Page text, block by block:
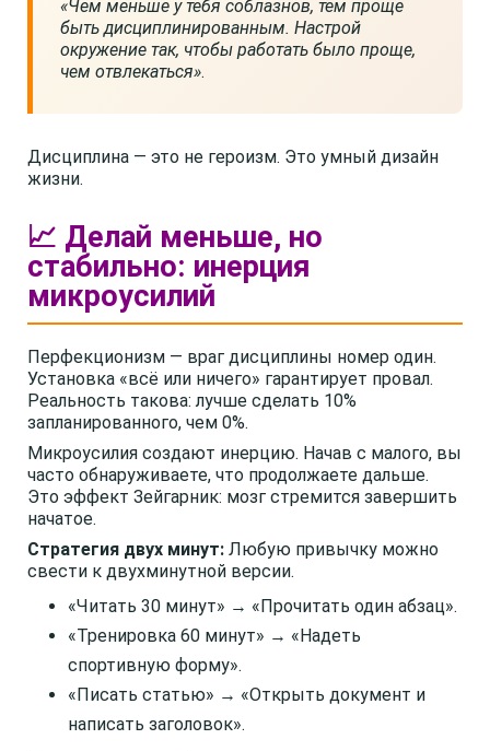
«Чем меньше у тебя соблазнов, тем проще
быть дисциплинированным. Настрой
окружение так, чтобы работать было проще,
чем отвлекаться».
Дисциплина — это не героизм. Это умный дизайн
жизни.
📈 Делай меньше, но
стабильно: инерция
микроусилий
Перфекционизм — враг дисциплины номер один.
Установка «всё или ничего» гарантирует провал.
Реальность такова: лучше сделать 10%
запланированного, чем 0%.
Микроусилия создают инерцию. Начав с малого, вы
часто обнаруживаете, что продолжаете дальше.
Это эффект Зейгарник: мозг стремится завершить
начатое.
Стратегия двух минут: Любую привычку можно
свести к двухминутной версии.
«Читать 30 минут» → «Прочитать один абзац».
«Тренировка 60 минут» → «Надеть
спортивную форму».
«Писать статью» → «Открыть документ и
написать заголовок».